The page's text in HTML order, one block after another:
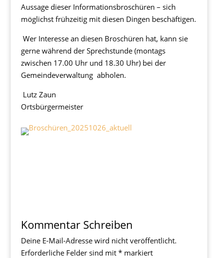
Aussage dieser Informationsbroschüren – sich
möglichst frühzeitig mit diesen Dingen beschäftigen.
Wer Interesse an diesen Broschüren hat, kann sie
gerne während der Sprechstunde (montags
zwischen 17.00 Uhr und 18.30 Uhr) bei der
Gemeindeverwaltung abholen.
Lutz Zaun
Ortsbürgermeister
Kommentar Schreiben
Deine E-Mail-Adresse wird nicht veröffentlicht.
Erforderliche Felder sind mit *markiert